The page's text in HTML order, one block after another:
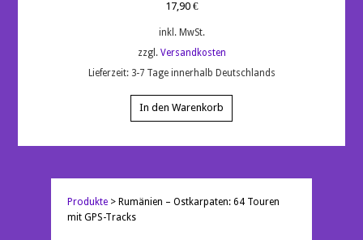
17,90 €
inkl. MwSt.
zzgl. Versandkosten
Lieferzeit: 3-7 Tage innerhalb Deutschlands
In den Warenkorb
Produkte> Rumänien – Ostkarpaten: 64 Touren
mit GPS-Tracks